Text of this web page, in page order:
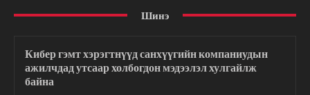
Шинэ
Кибер гэмт хэрэгтнүүд санхүүгийн компаниудын
ажилчдад утсаар холбогдон мэдээлэл хулгайлж
байна